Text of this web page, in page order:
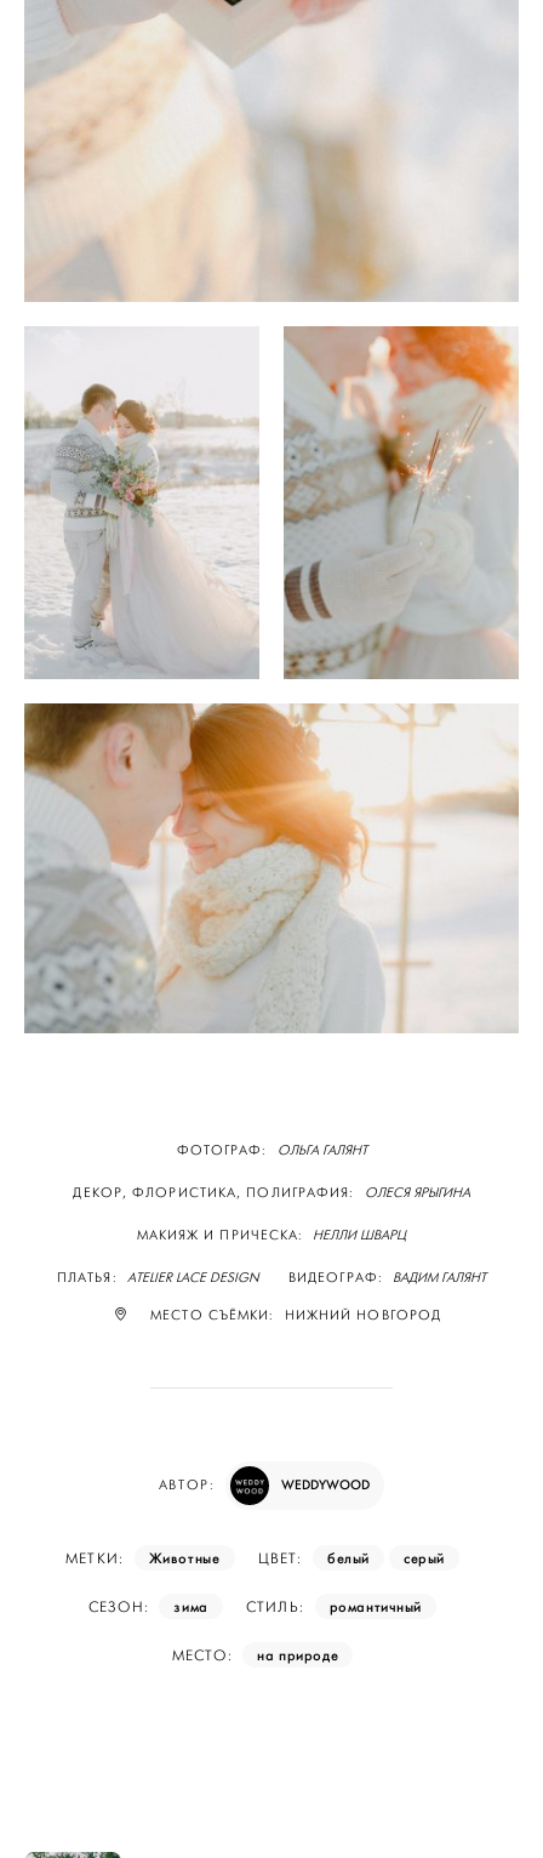
ФОТОГРАФ: ОЛЬГА ГАЛЯНТ
ДЕКОР, ФЛОРИСТИКА, ПОЛИГРАФИЯ: ОЛЕСЯ ЯРЫГИНА
МАКИЯЖ И ПРИЧЕСКА: НЕЛЛИ ШВАРЦ
ПЛАТЬЯ: ATELIER LACE DESIGN ВИДЕОГРАФ: ВАДИМ ГАЛЯНТ
МЕСТО СЪЁМКИ: НИЖНИЙ НОВГОРОД
АВТОР: WEDDYWOOD
МЕТКИ: Животные ЦВЕТ: белый серый
СЕЗОН: зима СТИЛЬ: романтичный
МЕСТО: на природе